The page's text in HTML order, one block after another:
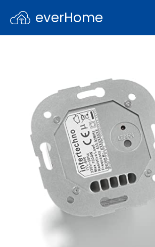
everHome